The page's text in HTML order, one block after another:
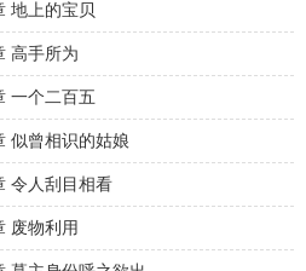
地上的宝贝
高手所为
一个二百五
似曾相识的姑娘
令人刮目相看
废物利用